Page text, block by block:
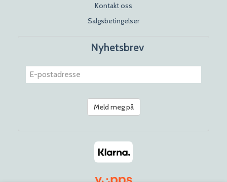
Kontakt oss
Salgsbetingelser
Nyhetsbrev
Meld meg på